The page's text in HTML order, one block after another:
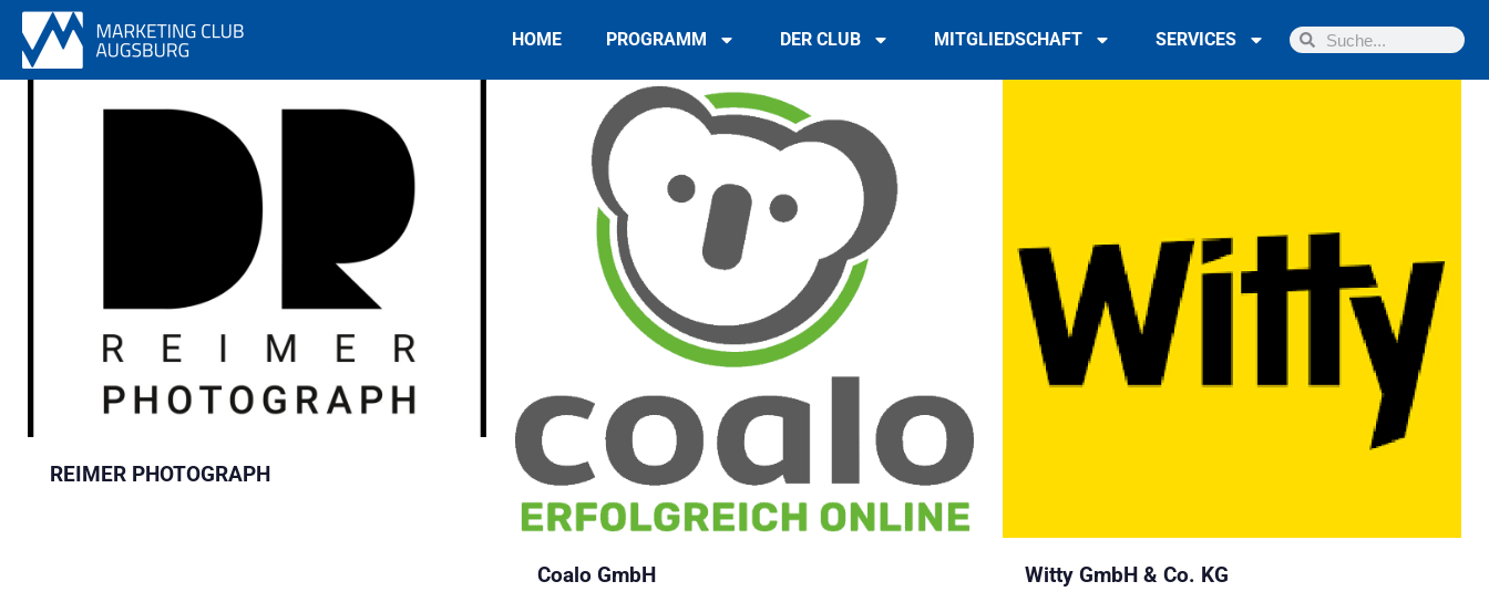
HOME PROGRAMM DER CLUB MITGLIEDSCHAFT SERVICES
REIMER PHOTOGRAPH
Coalo GmbH Witty GmbH & Co. KG